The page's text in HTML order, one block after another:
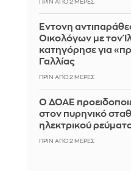
ΠΡΙΝ ΑΠΌ 2 ΜΈΡΕΣ
Έντονη
Οικολόγων με τον
κατηγόρησε για
Γαλλίας
ΠΡΙΝ ΑΠΌ 2 ΜΈΡΕΣ
Ο ΔΟΑΕ
στον πυρηνικό
ηλεκτρικού
ΠΡΙΝ ΑΠΌ 2 ΜΈΡΕΣ